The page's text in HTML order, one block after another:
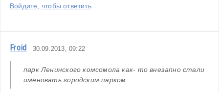
Войдите, чтобы ответить
Froid 30.09.2013, 09:22
парк Ленинского комсомола как- то внезапно стали
именовать городским парком.